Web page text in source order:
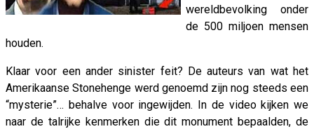
wereldbevolking onder
de 500 miljoen mensen
houden.
Klaar voor een ander sinister feit? De auteurs van wat het
Amerikaanse Stonehenge werd genoemd zijn nog steeds een
“mysterie”… behalve voor ingewijden. In de video kijken we
naar de talrijke kenmerken die dit monument bepaalden, de